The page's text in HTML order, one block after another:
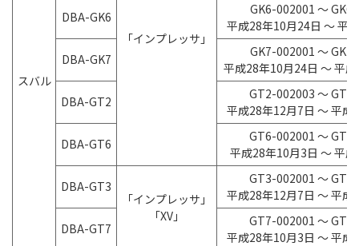
スバル
「インプレッサ」
DBA-GK6
GK6-002001 ～
平成28年10月24日 ～ 平
DBA-GK7
GK7-002001 ～
平成28年10月24日 ～ 平
DBA-GT2
GT2-002003 ～
平成28年12月7日 ～ 平成
DBA-GT6
GT6-002001 ～
平成28年10月3日 ～ 平
DBA-GT3
「インプレッサ」
「XV」
GT3-002001 ～
平成28年12月7日 ～ 平成
DBA-GT7
GT7-002001 ～
平成28年10月3日 ～ 平成